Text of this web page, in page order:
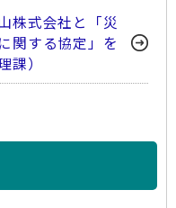
株式会社と「災
関する協定」を
）